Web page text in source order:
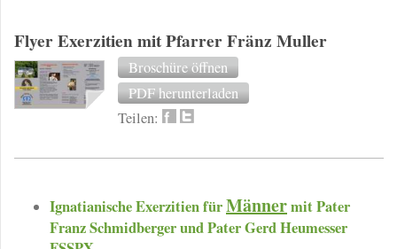
Flyer Exerzitien mit Pfarrer Fränz Muller
Broschüre öffnen
PDF herunterladen
Teilen:
Ignatianische Exerzitien fürMännermit Pater
Franz Schmidberger und Pater Gerd Heumesser